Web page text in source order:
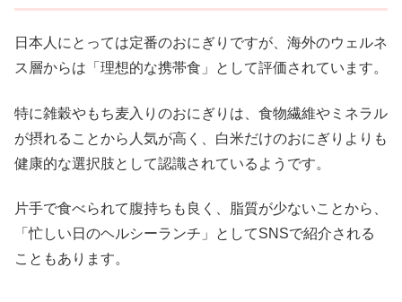
日本人にとっては定番のおにぎりですが、海外のウェルネ
ス層からは「理想的な携帯食」として評価されています。
特に雑穀やもち麦入りのおにぎりは、食物繊維やミネラル
が摂れることから人気が高く、白米だけのおにぎりよりも
健康的な選択肢として認識されているようです。
片手で食べられて腹持ちも良く、脂質が少ないことから、
「忙しい日のヘルシーランチ」としてSNSで紹介される
こともあります。